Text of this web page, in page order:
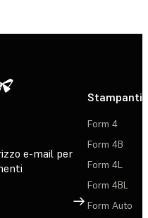
e-mail per
Registrati
Stampanti
Form 4
Form 4B
Form 4L
Form 4BL
Form Auto